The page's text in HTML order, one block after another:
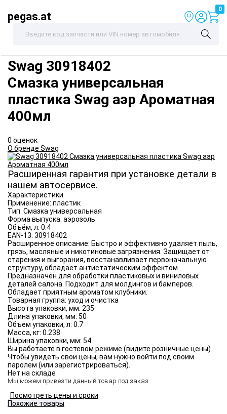
pegas.at
0
Swag 30918402
Смазка универсальная
пластика Swag аэр Ароматная
400мл
0 оценок
О бренде Swag
Расширенная гарантия при установке детали в
нашем автосервисе.
Характеристики
Применение: пластик
Тип: Смазка универсальная
Форма выпуска: аэрозоль
Объём, л: 0.4
EAN-13: 30918402
Расширенное описание: Быстро и эффективно удаляет пыль,
грязь, масляные и никотиновые загрязнения. Защищает от
старения и выгорания, восстанавливает первоначальную
структуру, обладает антистатическим эффектом.
Предназначен для обработки пластиковых и виниловых
деталей салона. Подходит для молдингов и бамперов.
Обладает приятным ароматом клубники.
Товарная группа: уход и очистка
Высота упаковки, мм: 235
Длина упаковки, мм: 50
Объем упаковки, л: 0.7
Масса, кг: 0.238
Ширина упаковки, мм: 54
Вы работаете в гостевом режиме (видите розничные цены).
Чтобы увидеть свои цены, вам нужно войти под своим
паролем (или зарегистрироваться).
Нет на складе
Мы можем привезти данный товар под заказ.
Посмотреть цены и сроки
Похожие товары